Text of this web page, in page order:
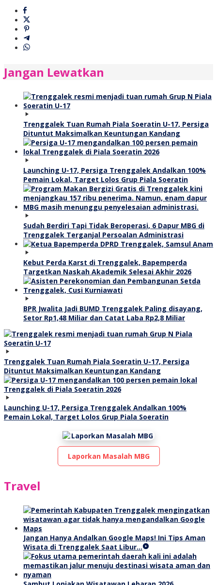
Jangan Lewatkan
Trenggalek Tuan Rumah Piala Soeratin U-17, Persiga
Dituntut Maksimalkan Keuntungan Kandang
Launching U-17, Persiga Trenggalek Andalkan 100%
Pemain Lokal, Target Lolos Grup Piala Soeratin
Sudah Berdiri Tapi Tidak Beroperasi, 6 Dapur MBG di
Trenggalek Terganjal Persoalan Administrasi
Kebut Perda Karst di Trenggalek, Bapemperda
Targetkan Naskah Akademik Selesai Akhir 2026
BPR Jwalita Jadi BUMD Trenggalek Paling disayang,
Setor Rp1,48 Miliar dan Catat Laba Rp2,8 Miliar
Trenggalek Tuan Rumah Piala Soeratin U-17, Persiga
Dituntut Maksimalkan Keuntungan Kandang
Launching U-17, Persiga Trenggalek Andalkan 100%
Pemain Lokal, Target Lolos Grup Piala Soeratin
Laporkan Masalah MBG
Travel
Jangan Hanya Andalkan Google Maps! Ini Tips Aman
Wisata di Trenggalek Saat Libur…